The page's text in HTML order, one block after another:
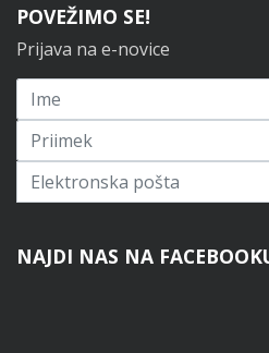
POVEŽIMO SE!
Prijava na e-novice
Prijavi se na novice
NAJDI NAS NA